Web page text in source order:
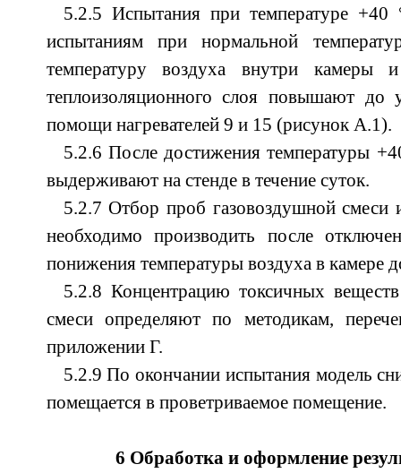
5.2.5 Испытания при температуре +40
испытаниям при нормальной
температуру воздуха внутри камеры
теплоизоляционного слоя повышают до
помощи нагревателей 9 и 15 (рисунок A.1).
5.2.6 После достижения температуры
выдерживают на стенде в течение суток.
5.2.7 Отбор проб газовоздушной смеси
необходимо производить после
понижения температуры воздуха в камере
5.2.8 Концентрацию токсичных
смеси определяют по методикам,
приложении Г.
5.2.9 По окончании испытания модель
помещается в проветриваемое помещение.
6 Обработка и оформление